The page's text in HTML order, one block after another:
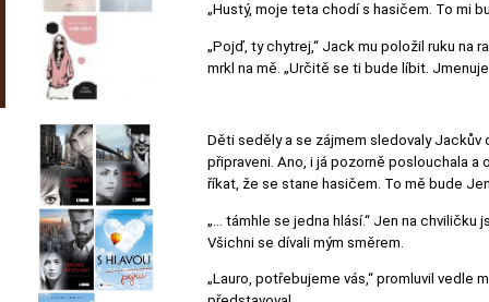
„Hustý, moje teta chodí s hasičem. To mi
„Pojď, ty chytrej,“ Jack mu položil ruku na
mrkl na mě. „Určitě se ti bude líbit. Jmenuje
Děti seděly a se zájmem sledovaly Jackův
připraveni. Ano, i já pozorně poslouchala
říkat, že se stane hasičem. To mě bude
„… támhle se jedna hlásí.“ Jen na
Všichni se dívali mým směrem.
„Lauro, potřebujeme vás,“ promluvil vedle